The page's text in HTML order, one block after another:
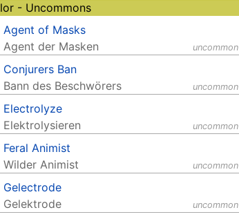
- Uncommons
uncommon
Agent of Masks
Agent der Masken
uncommon
Conjurers Ban
Bann des Beschwörers
uncommon
Electrolyze
Elektrolysieren
uncommon
Feral Animist
Wilder Animist
uncommon
Gelectrode
Gelektrode